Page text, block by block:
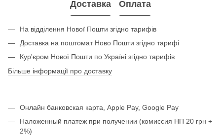
Доставка Оплата
На відділення Нової Пошти згідно тарифів
Доставка на поштомат Ново Пошти згідно тарифі
Кур'єром Нової Пошти по Україні згідно тарифів
Більше інформації про доставку
Онлайн банковская карта, Apple Pay, Google Pay
Наложенный платеж при получении (комиссия НП 20 грн +
2%)